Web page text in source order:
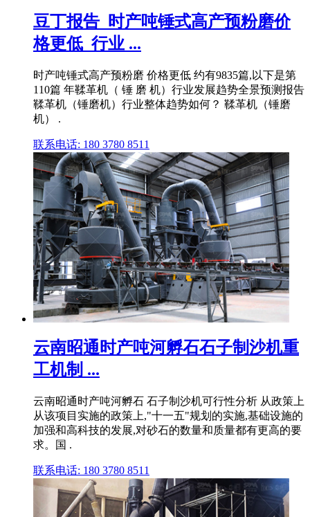
豆丁报告_时产吨锤式高产预粉磨价
格更低_行业 ...
时产吨锤式高产预粉磨 价格更低 约有9835篇,以下是第
110篇 年鞣革机（ 锤 磨 机）行业发展趋势全景预测报告
鞣革机（锤磨机）行业整体趋势如何？ 鞣革机（锤磨
机） .
联系电话: 180 3780 8511
云南昭通时产吨河孵石石子制沙机重
工机制 ...
云南昭通时产吨河孵石 石子制沙机可行性分析 从政策上
从该项目实施的政策上,"十一五"规划的实施,基础设施的
加强和高科技的发展,对砂石的数量和质量都有更高的要
求。国 .
联系电话: 180 3780 8511